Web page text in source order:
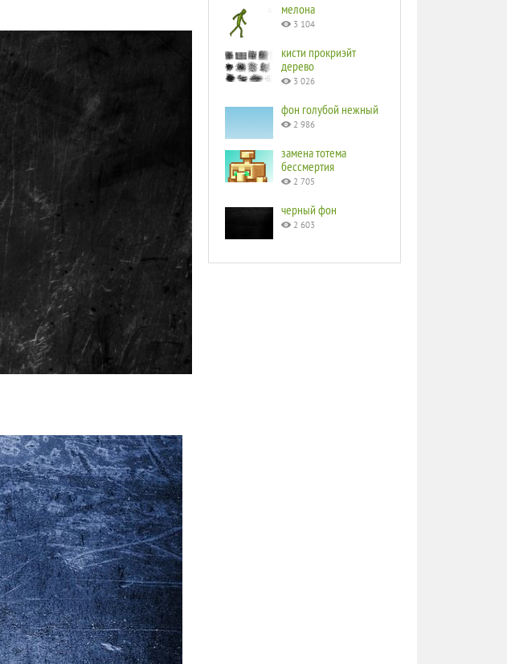
мелона
3 104
кисти прокриэйт
дерево
3 026
фон голубой нежный
2 986
замена тотема
бессмертия
2 705
черный фон
2 603